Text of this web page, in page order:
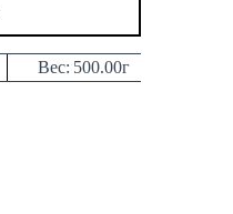
Вес: 500.00г